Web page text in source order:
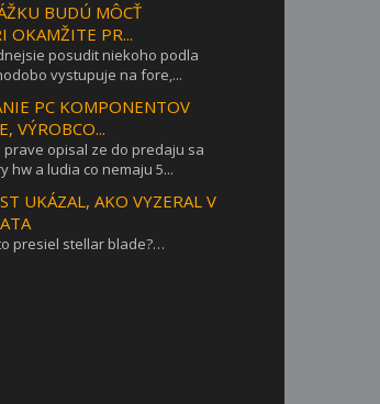
BUDÚ MÔCŤ
OKAMŽITE PR...
posudit niekoho podla
vystupuje na fore,...
PC KOMPONENTOV
VÝROBCO...
prave opisal ze do predaju sa
hw a ludia co nemaju 5...
UKÁZAL, AKO VYZERAL V
presiel stellar blade?…